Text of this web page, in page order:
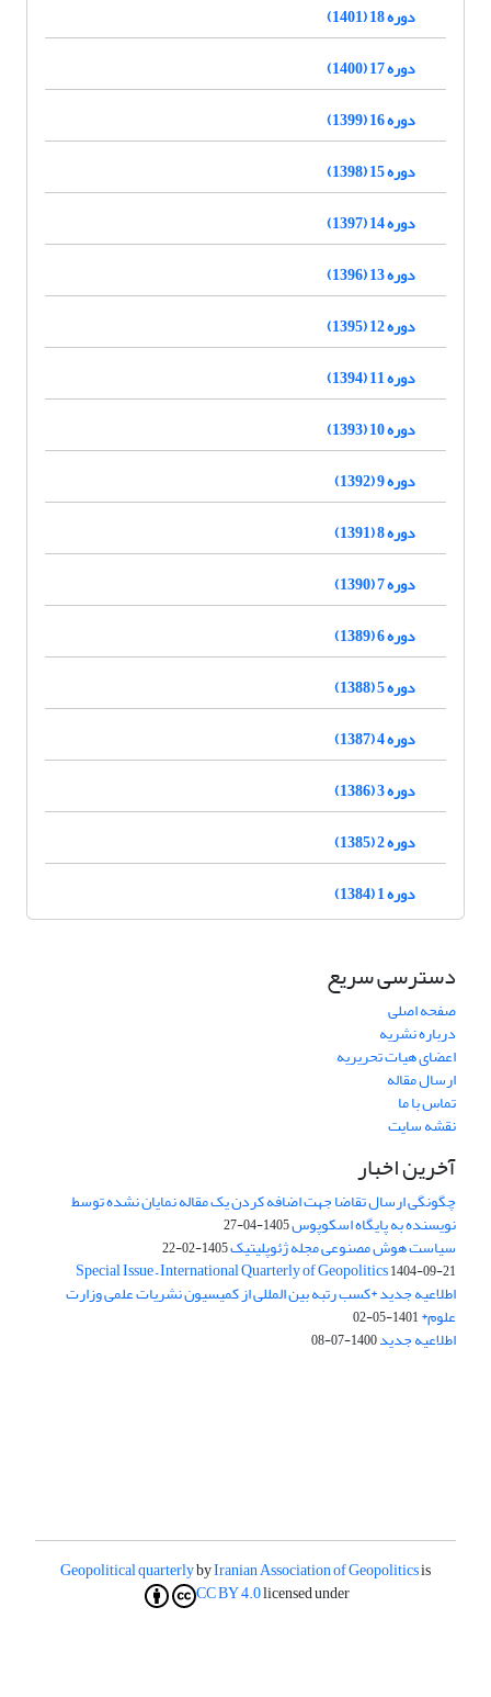
دوره 18 (1401)
دوره 17 (1400)
دوره 16 (1399)
دوره 15 (1398)
دوره 14 (1397)
دوره 13 (1396)
دوره 12 (1395)
دوره 11 (1394)
دوره 10 (1393)
دوره 9 (1392)
دوره 8 (1391)
دوره 7 (1390)
دوره 6 (1389)
دوره 5 (1388)
دوره 4 (1387)
دوره 3 (1386)
دوره 2 (1385)
دوره 1 (1384)
دسترسی سریع
صفحه اصلی
درباره نشریه
اعضای هیات تحریریه
ارسال مقاله
تماس با ما
نقشه سایت
آخرین اخبار
چگونگی ارسال تقاضا جهت اضافه کردن یک مقاله نمایان نشده توسط
نویسنده به پایگاه اسکوپوس1405-04-27
سیاست هوش مصنوعی مجله ژئوپلیتیک1405-02-22
Special Issue – International Quarterly of Geopolitics1404-09-21
اطلاعیه جدید *کسب رتبه بین المللی از کمیسیون نشریات علمی وزارت
علوم*1401-05-02
اطلاعیه جدید1400-07-08
Geopolitical quarterlybyIranian Association of Geopoliticsis
licensed under
CC BY 4.0